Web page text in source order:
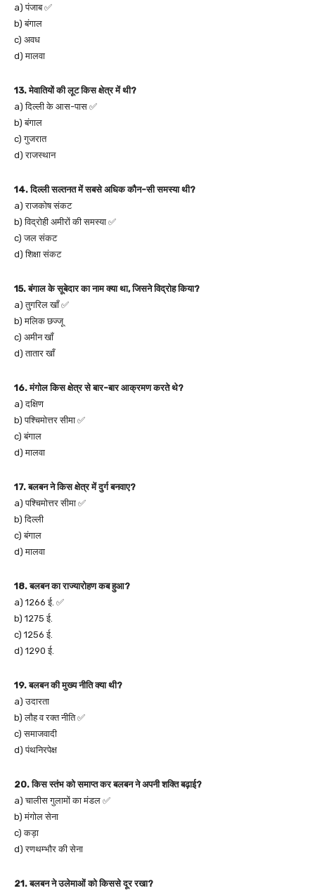
a) पंजाब ✅
b) बंगाल
c) अवध
d) मालवा
13. मेवातियों की लूट किस क्षेत्र में थी?
a) दिल्ली के आस-पास ✅
b) बंगाल
c) गुजरात
d) राजस्थान
14. दिल्ली सल्तनत में सबसे अधिक कौन-सी समस्या थी?
a) राजकोष संकट
b) विद्रोही अमीरों की समस्या ✅
c) जल संकट
d) शिक्षा संकट
15. बंगाल के सूबेदार का नाम क्या था, जिसने विद्रोह किया?
a) तुगरिल खाँ ✅
b) मलिक छज्जू
c) अमीन खाँ
d) तातार खाँ
16. मंगोल किस क्षेत्र से बार-बार आक्रमण करते थे?
a) दक्षिण
b) पश्चिमोत्तर सीमा ✅
c) बंगाल
d) मालवा
17. बलबन ने किस क्षेत्र में दुर्ग बनवाए?
a) पश्चिमोत्तर सीमा ✅
b) दिल्ली
c) बंगाल
d) मालवा
18. बलबन का राज्यारोहण कब हुआ?
a) 1266 ई. ✅
b) 1275 ई.
c) 1256 ई.
d) 1290 ई.
19. बलबन की मुख्य नीति क्या थी?
a) उदारता
b) लौह व रक्त नीति ✅
c) समाजवादी
d) पंथनिरपेक्ष
20. किस स्तंभ को समाप्त कर बलबन ने अपनी शक्ति बढ़ाई?
a) चालीस गुलामों का मंडल ✅
b) मंगोल सेना
c) कड़ा
d) रणथम्भौर की सेना
21. बलबन ने उलेमाओं को किससे दूर रखा?